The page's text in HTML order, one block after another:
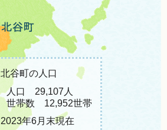
北谷町の人口
人口 29,107人
世帯数 12,952世帯
2023年6月末現在